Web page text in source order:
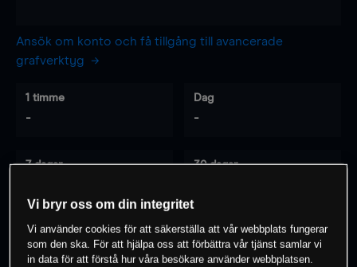
Ansök om konto och få tillgång till avancerade
grafverktyg
1 timme
-
Dag
-
7 dagar 30 dagar
0% av kunderna har en position i detta
Vi bryr oss om din integritet
Vi använder cookies för att säkerställa att vår webbplats fungerar
som den ska. För att hjälpa oss att förbättra vår tjänst samlar vi
in data för att förstå hur våra besökare använder webbplatsen.